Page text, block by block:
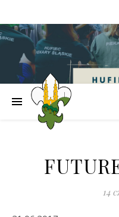
14